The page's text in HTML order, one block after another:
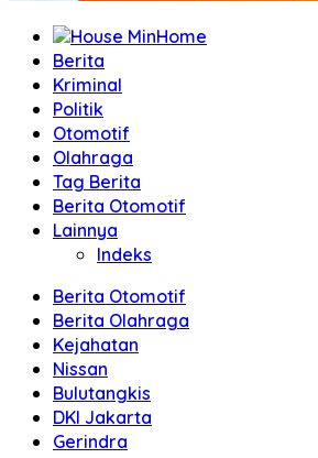
Home
Berita
Kriminal
Politik
Otomotif
Olahraga
Tag Berita
Berita Otomotif
Lainnya
Indeks
Berita Otomotif
Berita Olahraga
Kejahatan
Nissan
Bulutangkis
DKI Jakarta
Gerindra